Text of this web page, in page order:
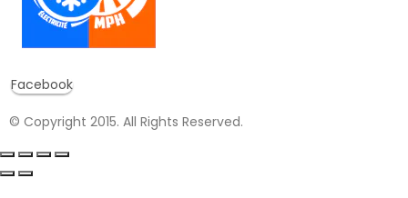
Facebook
© Copyright 2015. All Rights Reserved.